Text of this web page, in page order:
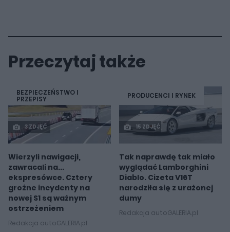
Przeczytaj także
BEZPIECZEŃSTWO I
PRZEPISY
3 ZDJĘĆ
Wierzyli nawigacji,
zawracali na...
ekspresówce. Cztery
groźne incydenty na
nowej S1 są ważnym
ostrzeżeniem
Redakcja autoGALERIA.pl
PRODUCENCI I RYNEK
15 ZDJĘĆ
Tak naprawdę tak miało
wyglądać Lamborghini
Diablo. Cizeta V16T
narodziła się z urażonej
dumy
Redakcja autoGALERIA.pl